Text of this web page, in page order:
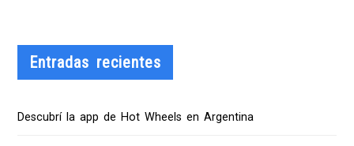
Entradas recientes
Descubrí la app de Hot Wheels en Argentina